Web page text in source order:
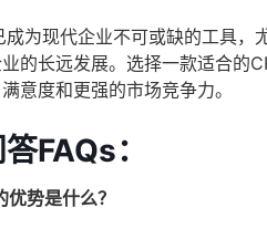
成为现代企业不可或缺的工具
的长远发展。选择一款适合的
意度和更强的市场竞争力。
FAQs：
势是什么？